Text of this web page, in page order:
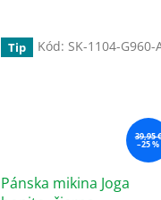
Tip
39,95 €
–25 %
Pánska mikina Joga
Kód: SK-1104-G960-